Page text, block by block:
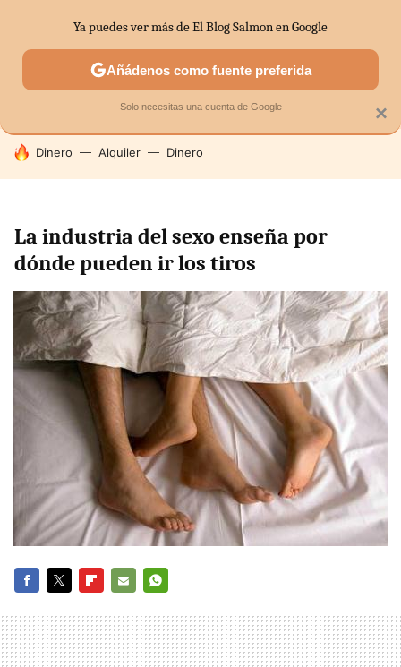
SECTORES ECONOMÍA DOMÉSTICA MERCADOS
HOY SE HABLA DE
Dinero Alquiler Dinero
La industria del sexo enseña por
dónde pueden ir los tiros
MAIL
×
Ya puedes ver más de El Blog Salmon en Google
Añádenos como fuente preferida
Solo necesitas una cuenta de Google